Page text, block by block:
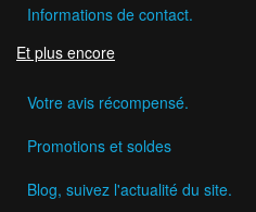
Informations de contact.
Et plus encore
Votre avis récompensé.
Promotions et soldes
Blog, suivez l'actualité du site.